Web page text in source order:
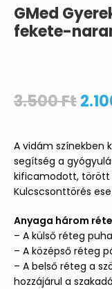
GMed
fekete-
3.500Ft
A vidám színekben
segítség a
kificamodott,
Kulcscsonttörés
Anyaga három
– A külső réteg
– A középső réteg
– A belső réteg a
hozzájárul a